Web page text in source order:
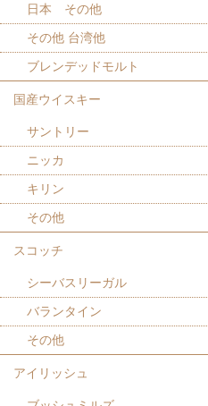
日本 その他
その他 台湾他
ブレンデッドモルト
国産ウイスキー
サントリー
ニッカ
キリン
その他
スコッチ
シーバスリーガル
バランタイン
その他
アイリッシュ